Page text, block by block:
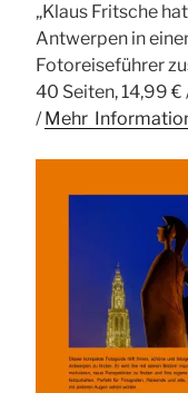
„Klaus Fritsche
Antwerpen in
Fotoreiseführer
40 Seiten, 14,99
/Mehr